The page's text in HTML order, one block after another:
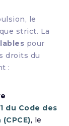
le
strict. La
pour
droits du
:
du Code des
, le